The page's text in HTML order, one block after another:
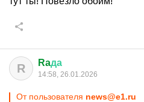
R Raда
14:58, 26.01.2026
От пользователя news@e1.ru